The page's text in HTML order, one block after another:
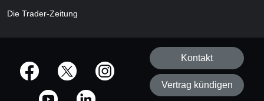
Die Trader-Zeitung
offizielle Social Media-Accounts
Kontakt
Vertrag kündigen